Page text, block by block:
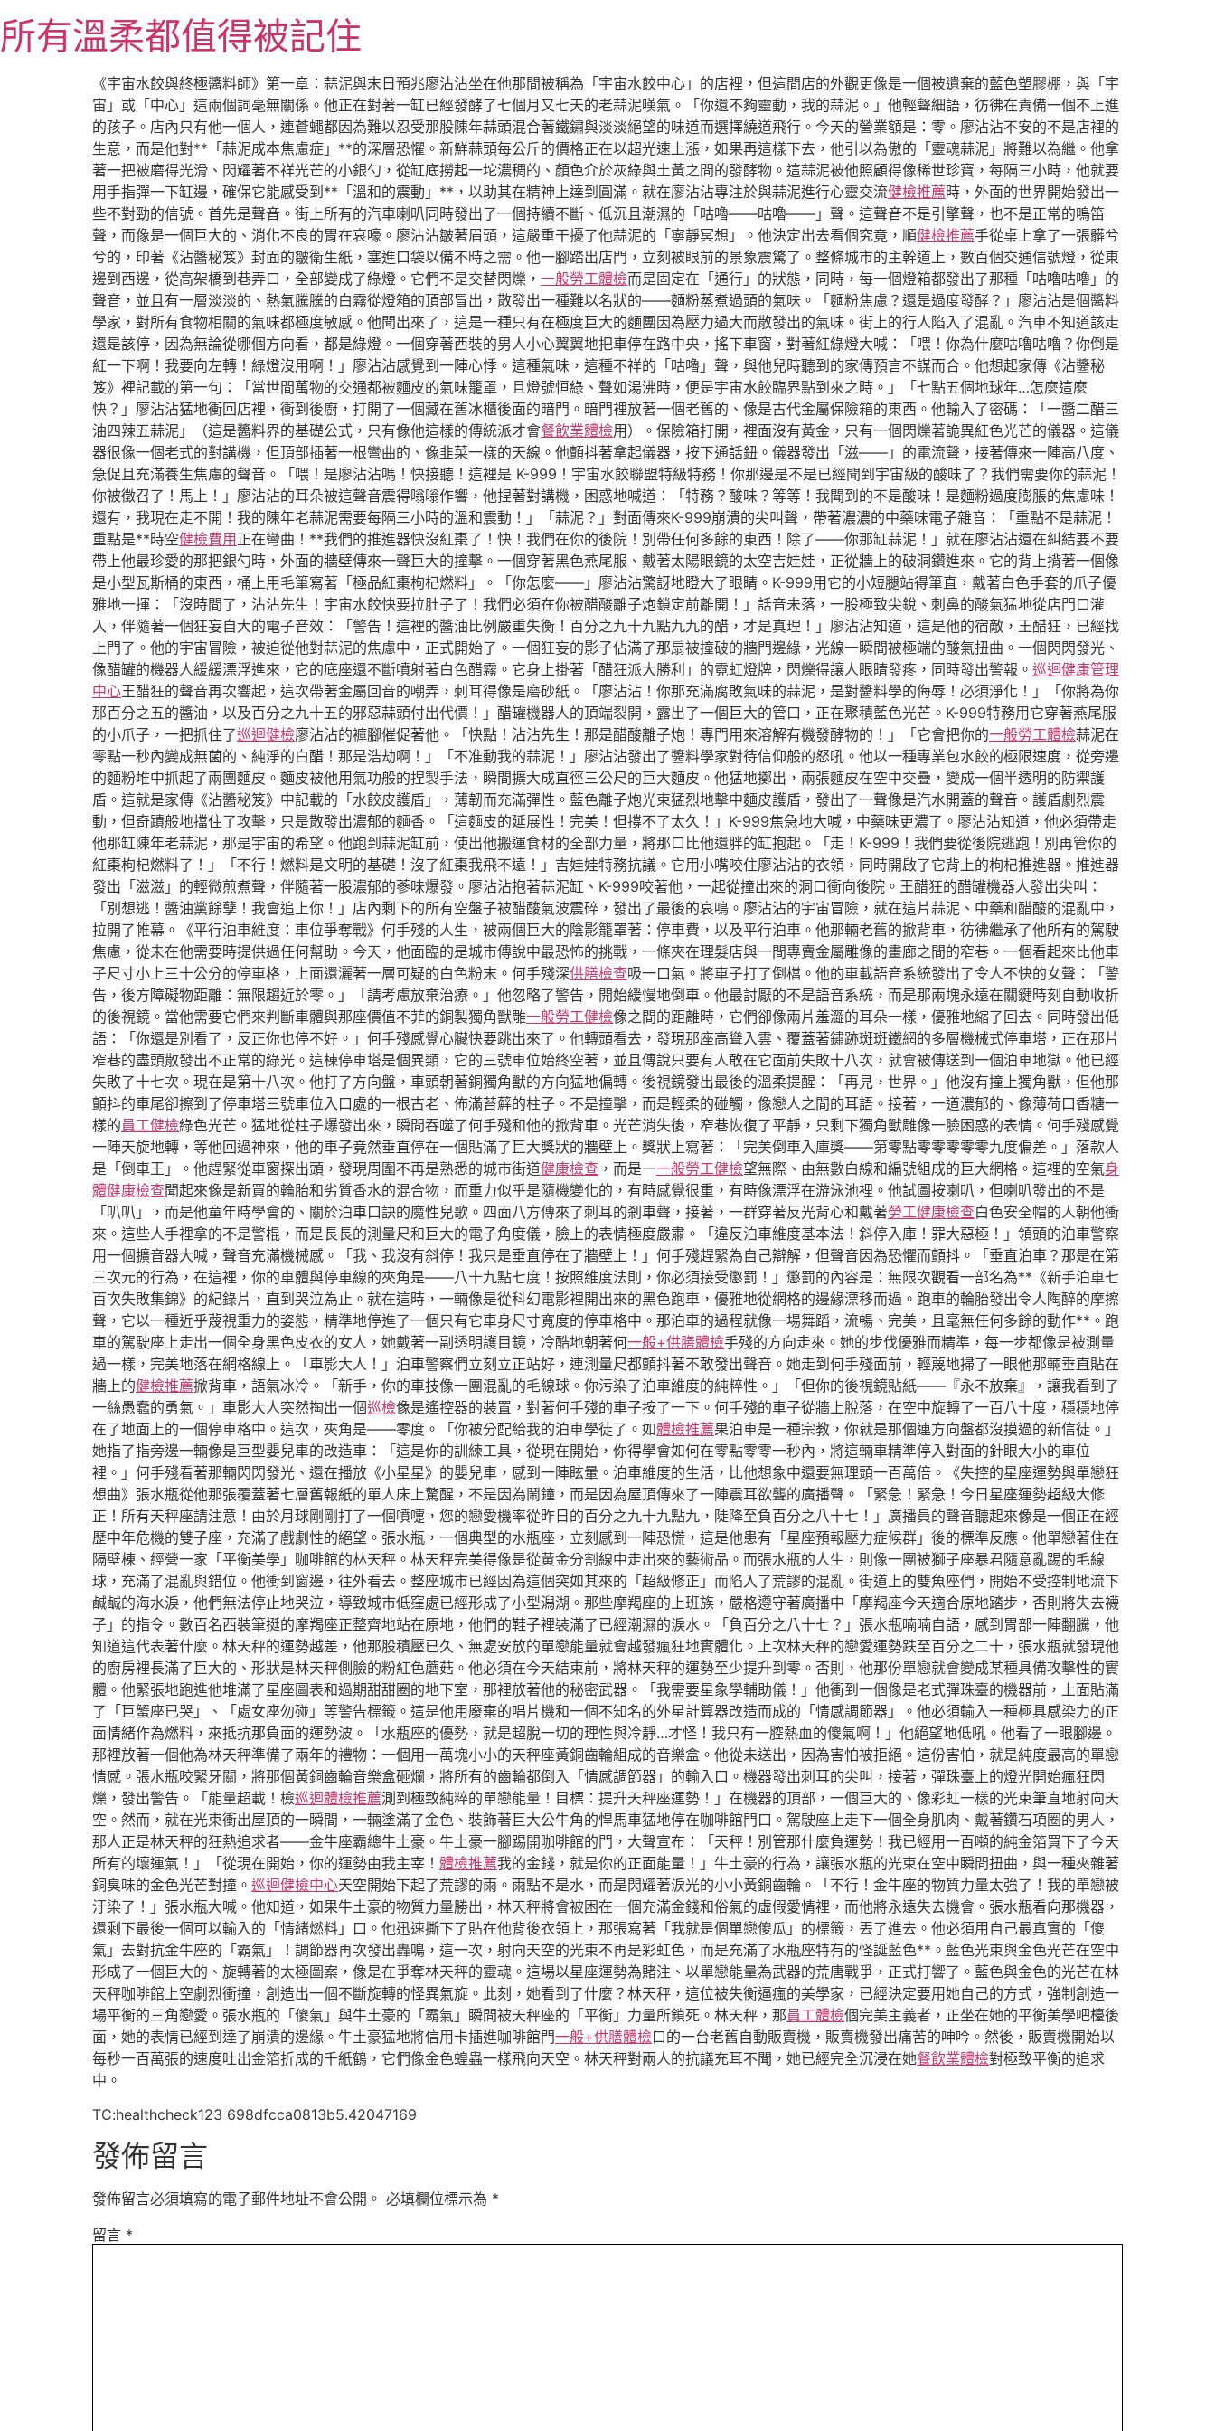
至
主所有溫柔都值得被記住
《宇宙水餃與終極醬料師》第一章：蒜泥與末日預兆廖沾沾坐在他那間被稱為「宇宙水餃中心」的店裡，但這間店的外觀更像是一個被遺棄的藍色塑膠棚，與「宇
宙」或「中心」這兩個詞毫無關係。他正在對著一缸已經發酵了七個月又七天的老蒜泥嘆氣。「你還不夠靈動，我的蒜泥。」他輕聲細語，彷彿在責備一個不上進
的孩子。店內只有他一個人，連蒼蠅都因為難以忍受那股陳年蒜頭混合著鐵鏽與淡淡絕望的味道而選擇繞道飛行。今天的營業額是：零。廖沾沾不安的不是店裡的
生意，而是他對**「蒜泥成本焦慮症」**的深層恐懼。新鮮蒜頭每公斤的價格正在以超光速上漲，如果再這樣下去，他引以為傲的「靈魂蒜泥」將難以為繼。他拿
著一把被磨得光滑、閃耀著不祥光芒的小銀勺，從缸底撈起一坨濃稠的、顏色介於灰綠與土黃之間的發酵物。這蒜泥被他照顧得像稀世珍寶，每隔三小時，他就要
用手指彈一下缸邊，確保它能感受到**「溫和的震動」**，以助其在精神上達到圓滿。就在廖沾沾專注於與蒜泥進行心靈交流健檢推薦時，外面的世界開始發出一
些不對勁的信號。首先是聲音。街上所有的汽車喇叭同時發出了一個持續不斷、低沉且潮濕的「咕嚕——咕嚕——」聲。這聲音不是引擎聲，也不是正常的鳴笛
聲，而像是一個巨大的、消化不良的胃在哀嚎。廖沾沾皺著眉頭，這嚴重干擾了他蒜泥的「寧靜冥想」。他決定出去看個究竟，順健檢推薦手從桌上拿了一張髒兮
兮的，印著《沾醬秘笈》封面的皺衛生紙，塞進口袋以備不時之需。他一腳踏出店門，立刻被眼前的景象震驚了。整條城市的主幹道上，數百個交通信號燈，從東
邊到西邊，從高架橋到巷弄口，全部變成了綠燈。它們不是交替閃爍， 一般勞工體檢而是固定在「通行」的狀態，同時，每一個燈箱都發出了那種「咕嚕咕嚕」的
聲音，並且有一層淡淡的、熱氣騰騰的白霧從燈箱的頂部冒出，散發出一種難以名狀的——麵粉蒸煮過頭的氣味。「麵粉焦慮？還是過度發酵？」廖沾沾是個醬料
學家，對所有食物相關的氣味都極度敏感。他聞出來了，這是一種只有在極度巨大的麵團因為壓力過大而散發出的氣味。街上的行人陷入了混亂。汽車不知道該走
還是該停，因為無論從哪個方向看，都是綠燈。一個穿著西裝的男人小心翼翼地把車停在路中央，搖下車窗，對著紅綠燈大喊：「喂！你為什麼咕嚕咕嚕？你倒是
紅一下啊！我要向左轉！綠燈沒用啊！」廖沾沾感覺到一陣心悸。這種氣味，這種不祥的「咕嚕」聲，與他兒時聽到的家傳預言不謀而合。他想起家傳《沾醬秘
笈》裡記載的第一句：「當世間萬物的交通都被麵皮的氣味籠罩，且燈號恒綠、聲如湯沸時，便是宇宙水餃臨界點到來之時。」「七點五個地球年…怎麼這麼
快？」廖沾沾猛地衝回店裡，衝到後廚，打開了一個藏在舊冰櫃後面的暗門。暗門裡放著一個老舊的、像是古代金屬保險箱的東西。他輸入了密碼：「一醬二醋三
油四辣五蒜泥」（這是醬料界的基礎公式，只有像他這樣的傳統派才會餐飲業體檢用）。保險箱打開，裡面沒有黃金，只有一個閃爍著詭異紅色光芒的儀器。這儀
器很像一個老式的對講機，但頂部插著一根彎曲的、像韭菜一樣的天線。他顫抖著拿起儀器，按下通話鈕。儀器發出「滋——」的電流聲，接著傳來一陣高八度、
急促且充滿養生焦慮的聲音。「喂！是廖沾沾嗎！快接聽！這裡是 K-999！宇宙水餃聯盟特級特務！你那邊是不是已經聞到宇宙級的酸味了？我們需要你的蒜泥！
你被徵召了！馬上！」廖沾沾的耳朵被這聲音震得嗡嗡作響，他捏著對講機，困惑地喊道：「特務？酸味？等等！我聞到的不是酸味！是麵粉過度膨脹的焦慮味！
還有，我現在走不開！我的陳年老蒜泥需要每隔三小時的溫和震動！」「蒜泥？」對面傳來K-999崩潰的尖叫聲，帶著濃濃的中藥味電子雜音：「重點不是蒜泥！
重點是**時空健檢費用 正在彎曲！**我們的推進器快沒紅棗了！快！我們在你的後院！別帶任何多餘的東西！除了——你那缸蒜泥！」就在廖沾沾還在糾結要不要
帶上他最珍愛的那把銀勺時，外面的牆壁傳來一聲巨大的撞擊。一個穿著黑色燕尾服、戴著太陽眼鏡的太空吉娃娃，正從牆上的破洞鑽進來。它的背上揹著一個像
是小型瓦斯桶的東西，桶上用毛筆寫著「極品紅棗枸杞燃料」。「你怎麼——」廖沾沾驚訝地瞪大了眼睛。K-999用它的小短腿站得筆直，戴著白色手套的爪子優
雅地一揮：「沒時間了，沾沾先生！宇宙水餃快要拉肚子了！我們必須在你被醋酸離子炮鎖定前離開！」話音未落，一股極致尖銳、刺鼻的酸氣猛地從店門口灌
入，伴隨著一個狂妄自大的電子音效：「警告！這裡的醬油比例嚴重失衡！百分之九十九點九九的醋，才是真理！」廖沾沾知道，這是他的宿敵，王醋狂，已經找
上門了。他的宇宙冒險，被迫從他對蒜泥的焦慮中，正式開始了。一個狂妄的影子佔滿了那扇被撞破的牆門邊緣，光線一瞬間被極端的酸氣扭曲。一個閃閃發光、
像醋罐的機器人緩緩漂浮進來，它的底座還不斷噴射著白色醋霧。它身上掛著「醋狂派大勝利」的霓虹燈牌，閃爍得讓人眼睛發疼，同時發出警報。 巡迴健康管理
中心王醋狂的聲音再次響起，這次帶著金屬回音的嘲弄，刺耳得像是磨砂紙。「廖沾沾！你那充滿腐敗氣味的蒜泥，是對醬料學的侮辱！必須淨化！」「你將為你
那百分之五的醬油，以及百分之九十五的邪惡蒜頭付出代價！」醋罐機器人的頂端裂開，露出了一個巨大的管口，正在聚積藍色光芒。K-999特務用它穿著燕尾服
的小爪子，一把抓住了巡迴健檢廖沾沾的褲腳催促著他。「快點！沾沾先生！那是醋酸離子炮！專門用來溶解有機發酵物的！」「它會把你的一般勞工體檢蒜泥在
零點一秒內變成無菌的、純淨的白醋！那是浩劫啊！」「不准動我的蒜泥！」廖沾沾發出了醬料學家對待信仰般的怒吼。他以一種專業包水餃的極限速度，從旁邊
的麵粉堆中抓起了兩團麵皮。麵皮被他用氣功般的捏製手法，瞬間擴大成直徑三公尺的巨大麵皮。他猛地擲出，兩張麵皮在空中交疊，變成一個半透明的防禦護
盾。這就是家傳《沾醬秘笈》中記載的「水餃皮護盾」，薄韌而充滿彈性。藍色離子炮光束猛烈地擊中麵皮護盾，發出了一聲像是汽水開蓋的聲音。護盾劇烈震
動，但奇蹟般地擋住了攻擊，只是散發出濃郁的麵香。「這麵皮的延展性！完美！但撐不了太久！」K-999焦急地大喊，中藥味更濃了。廖沾沾知道，他必須帶走
他那缸陳年老蒜泥，那是宇宙的希望。他跑到蒜泥缸前，使出他搬運食材的全部力量，將那口比他還胖的缸抱起。「走！K-999！我們要從後院逃跑！別再管你的
紅棗枸杞燃料了！」「不行！燃料是文明的基礎！沒了紅棗我飛不遠！」吉娃娃特務抗議。它用小嘴咬住廖沾沾的衣領，同時開啟了它背上的枸杞推進器。推進器
發出「滋滋」的輕微煎煮聲，伴隨著一股濃郁的蔘味爆發。廖沾沾抱著蒜泥缸、K-999咬著他，一起從撞出來的洞口衝向後院。王醋狂的醋罐機器人發出尖叫：
「別想逃！醬油黨餘孽！我會追上你！」店內剩下的所有空盤子被醋酸氣波震碎，發出了最後的哀鳴。廖沾沾的宇宙冒險，就在這片蒜泥、中藥和醋酸的混亂中，
拉開了帷幕。《平行泊車維度：車位爭奪戰》何手殘的人生，被兩個巨大的陰影籠罩著：停車費，以及平行泊車。他那輛老舊的掀背車，彷彿繼承了他所有的駕駛
焦慮，從未在他需要時提供過任何幫助。今天，他面臨的是城市傳說中最恐怖的挑戰，一條夾在理髮店與一間專賣金屬雕像的畫廊之間的窄巷。一個看起來比他車
子尺寸小上三十公分的停車格，上面還灑著一層可疑的白色粉末。何手殘深供膳檢查吸一口氣。將車子打了倒檔。他的車載語音系統發出了令人不快的女聲：「警
告，後方障礙物距離：無限趨近於零。」「請考慮放棄治療。」他忽略了警告，開始緩慢地倒車。他最討厭的不是語音系統，而是那兩塊永遠在關鍵時刻自動收折
的後視鏡。當他需要它們來判斷車體與那座價值不菲的銅製獨角獸雕一般勞工健檢像之間的距離時，它們卻像兩片羞澀的耳朵一樣，優雅地縮了回去。同時發出低
語：「你還是別看了，反正你也停不好。」何手殘感覺心臟快要跳出來了。他轉頭看去，發現那座高聳入雲、覆蓋著鏽跡斑斑鐵網的多層機械式停車塔，正在那片
窄巷的盡頭散發出不正常的綠光。這棟停車塔是個異類，它的三號車位始終空著，並且傳說只要有人敢在它面前失敗十八次，就會被傳送到一個泊車地獄。他已經
失敗了十七次。現在是第十八次。他打了方向盤，車頭朝著銅獨角獸的方向猛地偏轉。後視鏡發出最後的溫柔提醒：「再見，世界。」他沒有撞上獨角獸，但他那
顫抖的車尾卻擦到了停車塔三號車位入口處的一根古老、佈滿苔蘚的柱子。不是撞擊，而是輕柔的碰觸，像戀人之間的耳語。接著，一道濃郁的、像薄荷口香糖一
樣的員工健檢綠色光芒。猛地從柱子爆發出來，瞬間吞噬了何手殘和他的掀背車。光芒消失後，窄巷恢復了平靜，只剩下獨角獸雕像一臉困惑的表情。何手殘感覺
一陣天旋地轉，等他回過神來，他的車子竟然垂直停在一個貼滿了巨大獎狀的牆壁上。獎狀上寫著：「完美倒車入庫獎——第零點零零零零零九度偏差。」落款人
是「倒車王」。他趕緊從車窗探出頭，發現周圍不再是熟悉的城市街道健康檢查 ，而是一一般勞工健檢望無際、由無數白線和編號組成的巨大網格。這裡的空氣身
體健康檢查聞起來像是新買的輪胎和劣質香水的混合物，而重力似乎是隨機變化的，有時感覺很重，有時像漂浮在游泳池裡。他試圖按喇叭，但喇叭發出的不是
「叭叭」，而是他童年時學會的、關於泊車口訣的魔性兒歌。四面八方傳來了刺耳的剎車聲，接著，一群穿著反光背心和戴著勞工健康檢查白色安全帽的人朝他衝
來。這些人手裡拿的不是警棍，而是長長的測量尺和巨大的電子角度儀，臉上的表情極度嚴肅。「違反泊車維度基本法！斜停入庫！罪大惡極！」領頭的泊車警察
用一個擴音器大喊，聲音充滿機械感。「我、我沒有斜停！我只是垂直停在了牆壁上！」何手殘趕緊為自己辯解，但聲音因為恐懼而顫抖。「垂直泊車？那是在第
三次元的行為，在這裡，你的車體與停車線的夾角是——八十九點七度！按照維度法則，你必須接受懲罰！」懲罰的內容是：無限次觀看一部名為**《新手泊車七
百次失敗集錦》的紀錄片，直到哭泣為止。就在這時，一輛像是從科幻電影裡開出來的黑色跑車，優雅地從網格的邊緣漂移而過。跑車的輪胎發出令人陶醉的摩擦
聲，它以一種近乎蔑視重力的姿態，精準地停進了一個只有它車身尺寸寬度的停車格中。那泊車的過程就像一場舞蹈，流暢、完美，且毫無任何多餘的動作**。跑
車的駕駛座上走出一個全身黑色皮衣的女人，她戴著一副透明護目鏡，冷酷地朝著何一般+供膳體檢手殘的方向走來。她的步伐優雅而精準，每一步都像是被測量
過一樣，完美地落在網格線上。「車影大人！」泊車警察們立刻立正站好，連測量尺都顫抖著不敢發出聲音。她走到何手殘面前，輕蔑地掃了一眼他那輛垂直貼在
牆上的健檢推薦掀背車，語氣冰冷。「新手，你的車技像一團混亂的毛線球。你污染了泊車維度的純粹性。」「但你的後視鏡貼紙——『永不放棄』，讓我看到了
一絲愚蠢的勇氣。」車影大人突然掏出一個巡檢像是遙控器的裝置，對著何手殘的車子按了一下。何手殘的車子從牆上脫落，在空中旋轉了一百八十度，穩穩地停
在了地面上的一個停車格中。這次，夾角是——零度。「你被分配給我的泊車學徒了。如體檢推薦果泊車是一種宗教，你就是那個連方向盤都沒摸過的新信徒。」
她指了指旁邊一輛像是巨型嬰兒車的改造車：「這是你的訓練工具，從現在開始，你得學會如何在零點零零一秒內，將這輛車精準停入對面的針眼大小的車位
裡。」何手殘看著那輛閃閃發光、還在播放《小星星》的嬰兒車，感到一陣眩暈。泊車維度的生活，比他想象中還要無理頭一百萬倍。《失控的星座運勢與單戀狂
想曲》張水瓶從他那張覆蓋著七層舊報紙的單人床上驚醒，不是因為鬧鐘，而是因為屋頂傳來了一陣震耳欲聾的廣播聲。「緊急！緊急！今日星座運勢超級大修
正！所有天秤座請注意！由於月球剛剛打了一個噴嚏，您的戀愛機率從昨日的百分之九十九點九，陡降至負百分之八十七！」廣播員的聲音聽起來像是一個正在經
歷中年危機的雙子座，充滿了戲劇性的絕望。張水瓶，一個典型的水瓶座，立刻感到一陣恐慌，這是他患有「星座預報壓力症候群」後的標準反應。他單戀著住在
隔壁棟、經營一家「平衡美學」咖啡館的林天秤。林天秤完美得像是從黃金分割線中走出來的藝術品。而張水瓶的人生，則像一團被獅子座暴君隨意亂踢的毛線
球，充滿了混亂與錯位。他衝到窗邊，往外看去。整座城市已經因為這個突如其來的「超級修正」而陷入了荒謬的混亂。街道上的雙魚座們，開始不受控制地流下
鹹鹹的海水淚，他們無法停止地哭泣，導致城市低窪處已經形成了小型潟湖。那些摩羯座的上班族，嚴格遵守著廣播中「摩羯座今天適合原地踏步，否則將失去襪
子」的指令。數百名西裝筆挺的摩羯座正整齊地站在原地，他們的鞋子裡裝滿了已經潮濕的淚水。「負百分之八十七？」張水瓶喃喃自語，感到胃部一陣翻騰，他
知道這代表著什麼。林天秤的運勢越差，他那股積壓已久、無處安放的單戀能量就會越發瘋狂地實體化。上次林天秤的戀愛運勢跌至百分之二十，張水瓶就發現他
的廚房裡長滿了巨大的、形狀是林天秤側臉的粉紅色蘑菇。他必須在今天結束前，將林天秤的運勢至少提升到零。否則，他那份單戀就會變成某種具備攻擊性的實
體。他緊張地跑進他堆滿了星座圖表和過期甜甜圈的地下室，那裡放著他的秘密武器。「我需要星象學輔助儀！」他衝到一個像是老式彈珠臺的機器前，上面貼滿
了「巨蟹座已哭」、「處女座勿碰」等警告標籤。這是他用廢棄的唱片機和一個不知名的外星計算器改造而成的「情感調節器」。他必須輸入一種極具感染力的正
面情緒作為燃料，來抵抗那負面的運勢波。「水瓶座的優勢，就是超脫一切的理性與冷靜…才怪！我只有一腔熱血的傻氣啊！」他絕望地低吼。他看了一眼腳邊。
那裡放著一個他為林天秤準備了兩年的禮物：一個用一萬塊小小的天秤座黃銅齒輪組成的音樂盒。他從未送出，因為害怕被拒絕。這份害怕，就是純度最高的單戀
情感。張水瓶咬緊牙關，將那個黃銅齒輪音樂盒砸爛，將所有的齒輪都倒入「情感調節器」的輸入口。機器發出刺耳的尖叫，接著，彈珠臺上的燈光開始瘋狂閃
爍，發出警告。「能量超載！檢巡迴體檢推薦測到極致純粹的單戀能量！目標：提升天秤座運勢！」在機器的頂部，一個巨大的、像彩虹一樣的光束筆直地射向天
空。然而，就在光束衝出屋頂的一瞬間，一輛塗滿了金色、裝飾著巨大公牛角的悍馬車猛地停在咖啡館門口。駕駛座上走下一個全身肌肉、戴著鑽石項圈的男人，
那人正是林天秤的狂熱追求者——金牛座霸總牛土豪。牛土豪一腳踢開咖啡館的門，大聲宣布：「天秤！別管那什麼負運勢！我已經用一百噸的純金箔買下了今天
所有的壞運氣！」「從現在開始，你的運勢由我主宰！ 體檢推薦我的金錢，就是你的正面能量！」牛土豪的行為，讓張水瓶的光束在空中瞬間扭曲，與一種夾雜著
銅臭味的金色光芒對撞。 巡迴健檢中心天空開始下起了荒謬的雨。雨點不是水，而是閃耀著淚光的小小黃銅齒輪。「不行！金牛座的物質力量太強了！我的單戀被
汙染了！」張水瓶大喊。他知道，如果牛土豪的物質力量勝出，林天秤將會被困在一個充滿金錢和俗氣的虛假愛情裡，而他將永遠失去機會。張水瓶看向那機器，
還剩下最後一個可以輸入的「情緒燃料」口。他迅速撕下了貼在他背後衣領上，那張寫著「我就是個單戀傻瓜」的標籤，丟了進去。他必須用自己最真實的「傻
氣」去對抗金牛座的「霸氣」！調節器再次發出轟鳴，這一次，射向天空的光束不再是彩虹色，而是充滿了水瓶座特有的怪誕藍色**。藍色光束與金色光芒在空中
形成了一個巨大的、旋轉著的太極圖案，像是在爭奪林天秤的靈魂。這場以星座運勢為賭注、以單戀能量為武器的荒唐戰爭，正式打響了。藍色與金色的光芒在林
天秤咖啡館上空劇烈衝撞，創造出一個不斷旋轉的怪異氣旋。此刻，她看到了什麼？林天秤，這位被失衡逼瘋的美學家，已經決定要用她自己的方式，強制創造一
場平衡的三角戀愛。張水瓶的「傻氣」與牛土豪的「霸氣」瞬間被天秤座的「平衡」力量所鎖死。林天秤，那員工體檢個完美主義者，正坐在她的平衡美學吧檯後
面，她的表情已經到達了崩潰的邊緣。牛土豪猛地將信用卡插進咖啡館門一般+供膳體檢口的一台老舊自動販賣機，販賣機發出痛苦的呻吟。然後，販賣機開始以
每秒一百萬張的速度吐出金箔折成的千紙鶴，它們像金色蝗蟲一樣飛向天空。林天秤對兩人的抗議充耳不聞，她已經完全沉浸在她餐飲業體檢對極致平衡的追求
中。
TC:healthcheck123 698dfcca0813b5.42047169
發佈留言
發佈留言必須填寫的電子郵件地址不會公開。 必填欄位標示為 *
留言 *